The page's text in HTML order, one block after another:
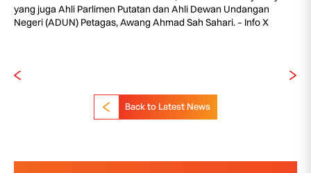
yang juga Ahli Parlimen Putatan dan Ahli Dewan Undangan
Negeri (ADUN) Petagas, Awang Ahmad Sah Sahari. – Info X
Back to Latest News